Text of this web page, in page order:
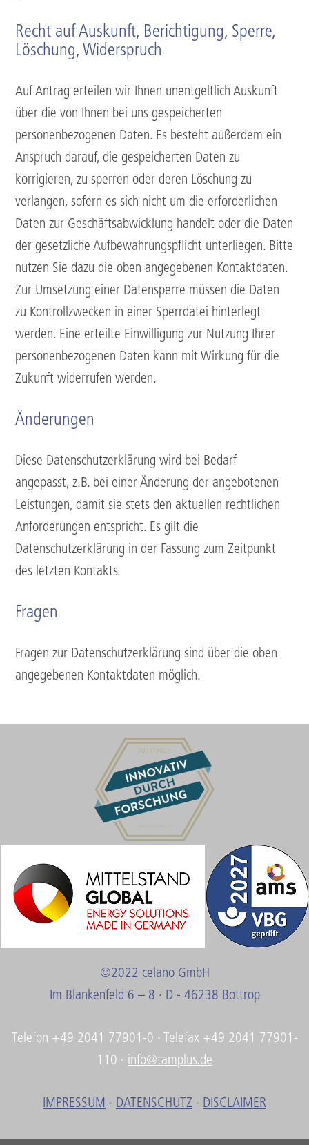
Recht auf Auskunft, Berichtigung, Sperre,
Löschung, Widerspruch
Auf Antrag erteilen wir Ihnen unentgeltlich Auskunft
über die von Ihnen bei uns gespeicherten
personenbezogenen Daten. Es besteht außerdem ein
Anspruch darauf, die gespeicherten Daten zu
korrigieren, zu sperren oder deren Löschung zu
verlangen, sofern es sich nicht um die erforderlichen
Daten zur Geschäftsabwicklung handelt oder die Daten
der gesetzliche Aufbewahrungspflicht unterliegen. Bitte
nutzen Sie dazu die oben angegebenen Kontaktdaten.
Zur Umsetzung einer Datensperre müssen die Daten
zu Kontrollzwecken in einer Sperrdatei hinterlegt
werden. Eine erteilte Einwilligung zur Nutzung Ihrer
personenbezogenen Daten kann mit Wirkung für die
Zukunft widerrufen werden.
Änderungen
Diese Datenschutzerklärung wird bei Bedarf
angepasst, z.B. bei einer Änderung der angebotenen
Leistungen, damit sie stets den aktuellen rechtlichen
Anforderungen entspricht. Es gilt die
Datenschutzerklärung in der Fassung zum Zeitpunkt
des letzten Kontakts.
Fragen
Fragen zur Datenschutzerklärung sind über die oben
angegebenen Kontaktdaten möglich.
©2022 celano GmbH
Im Blankenfeld 6 – 8 · D - 46238 Bottrop
Telefon +49 2041 77901-0 · Telefax +49 2041 77901-
110 · info@tamplus.de
IMPRESSUM · DATENSCHUTZ · DISCLAIMER